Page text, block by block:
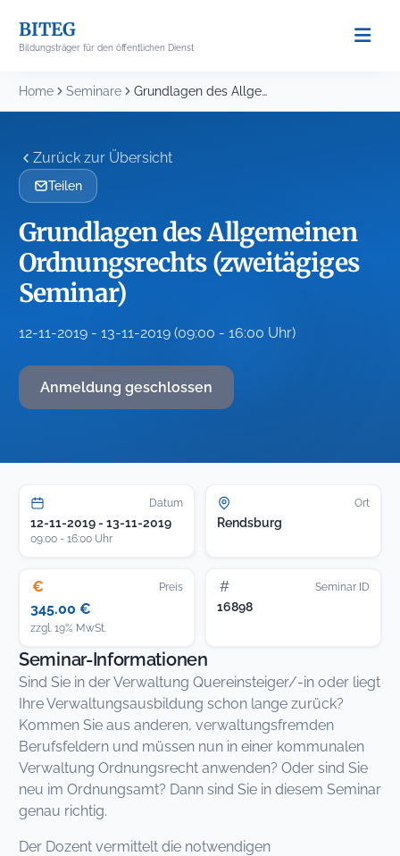
content
BITEG
Bildungsträger für den öffentlichen Dienst
Home Seminare Grundlagen des Allgemeinen Ordnungsrechts (zweitägiges Seminar)
Zurück zur Übersicht
Teilen
Grundlagen des Allgemeinen
Ordnungsrechts (zweitägiges
Seminar)
12-11-2019 - 13-11-2019 (09:00 - 16:00 Uhr)
Anmeldung geschlossen
Datum
12-11-2019 - 13-11-2019
09:00 - 16:00 Uhr
Ort
Rendsburg
€ Preis
345.00 €
zzgl. 19% MwSt.
# Seminar ID
16898
Seminar-Informationen
Sind Sie in der Verwaltung Quereinsteiger/-in oder liegt
Ihre Verwaltungsausbildung schon lange zurück?
Kommen Sie aus anderen, verwaltungsfremden
Berufsfeldern und müssen nun in einer kommunalen
Verwaltung Ordnungsrecht anwenden? Oder sind Sie
neu im Ordnungsamt? Dann sind Sie in diesem Seminar
genau richtig.
Der Dozent vermittelt die notwendigen